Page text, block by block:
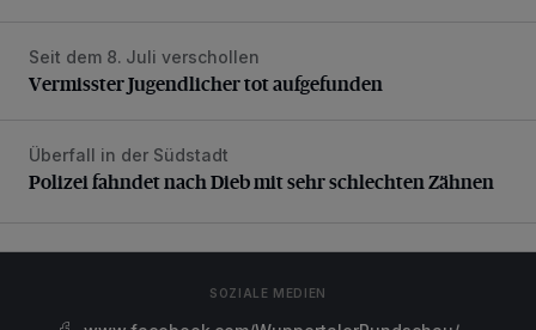
Vermisster Jugendlicher tot aufgefunden
Seit dem 8. Juli verschollen
Vermisster Jugendlicher tot aufgefunden
Polizei fahndet nach Dieb mit sehr schlechten Zähnen
Überfall in der Südstadt
Polizei fahndet nach Dieb mit sehr schlechten Zähnen
SOZIALE MEDIEN